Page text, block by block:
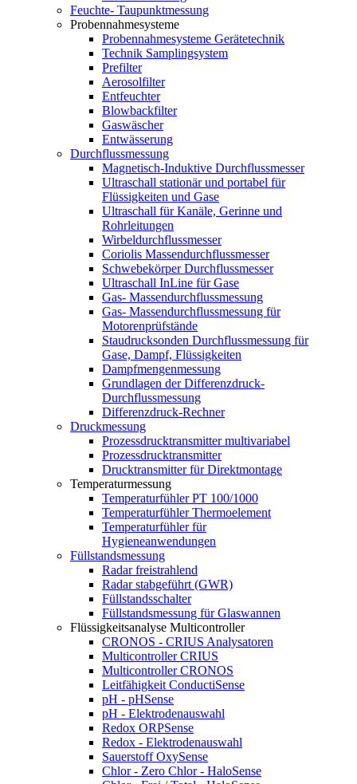
Feuchte- Taupunktmessung
Probennahmesysteme
Probennahmesysteme Gerätetechnik
Technik Samplingsystem
Prefilter
Aerosolfilter
Entfeuchter
Blowbackfilter
Gaswäscher
Entwässerung
Durchflussmessung
Magnetisch-Induktive Durchflussmesser
Ultraschall stationär und portabel für
Flüssigkeiten und Gase
Ultraschall für Kanäle, Gerinne und
Rohrleitungen
Wirbeldurchflussmesser
Coriolis Massendurchflussmesser
Schwebekörper Durchflussmesser
Ultraschall InLine für Gase
Gas- Massendurchflussmessung
Gas- Massendurchflussmessung für
Motorenprüfstände
Staudrucksonden Durchflussmessung für
Gase, Dampf, Flüssigkeiten
Dampfmengenmessung
Grundlagen der Differenzdruck-
Durchflussmessung
Differenzdruck-Rechner
Druckmessung
Prozessdrucktransmitter multivariabel
Prozessdrucktransmitter
Drucktransmitter für Direktmontage
Temperaturmessung
Temperaturfühler PT 100/1000
Temperaturfühler Thermoelement
Temperaturfühler für
Hygieneanwendungen
Füllstandsmessung
Radar freistrahlend
Radar stabgeführt (GWR)
Füllstandsschalter
Füllstandsmessung für Glaswannen
Flüssigkeitsanalyse Multicontroller
CRONOS - CRIUS Analysatoren
Multicontroller CRIUS
Multicontroller CRONOS
Leitfähigkeit ConductiSense
pH - pHSense
pH - Elektrodenauswahl
Redox ORPSense
Redox - Elektrodenauswahl
Sauerstoff OxySense
Chlor - Zero Chlor - HaloSense